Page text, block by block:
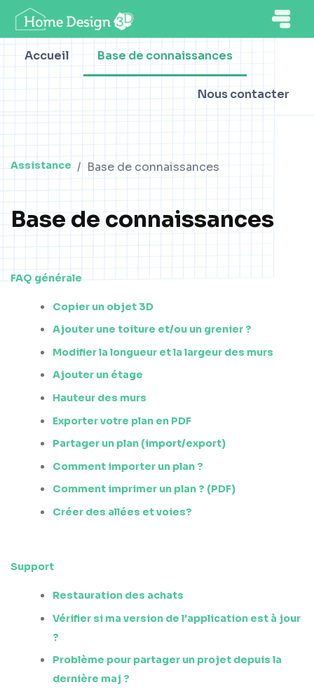
Accueil Base de connaissances
Nous contacter
Assistance Base de connaissances
Base de connaissances
FAQ générale
Copier un objet 3D
Ajouter une toiture et/ou un grenier ?
Modifier la longueur et la largeur des murs
Ajouter un étage
Hauteur des murs
Exporter votre plan en PDF
Partager un plan (import/export)
Comment importer un plan ?
Comment imprimer un plan ? (PDF)
Créer des allées et voies?
Support
Restauration des achats
Vérifier si ma version de l'application est à jour
?
Problème pour partager un projet depuis la
dernière maj ?